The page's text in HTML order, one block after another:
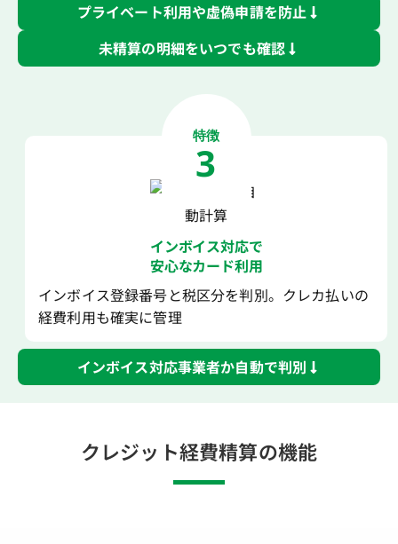
プライベート利用や虚偽申請を防止
未精算の明細をいつでも確認
インボイス対応で
安心なカード利用
インボイス登録番号と税区分を判別。クレカ払いの
経費利用も確実に管理
特徴
3
インボイス対応事業者か自動で判別
クレジット経費精算の機能